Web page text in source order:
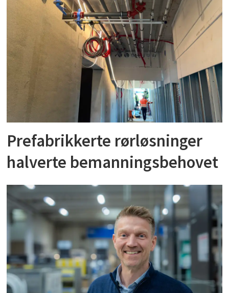
Prefabrikkerte rørløsninger
halverte bemanningsbehovet